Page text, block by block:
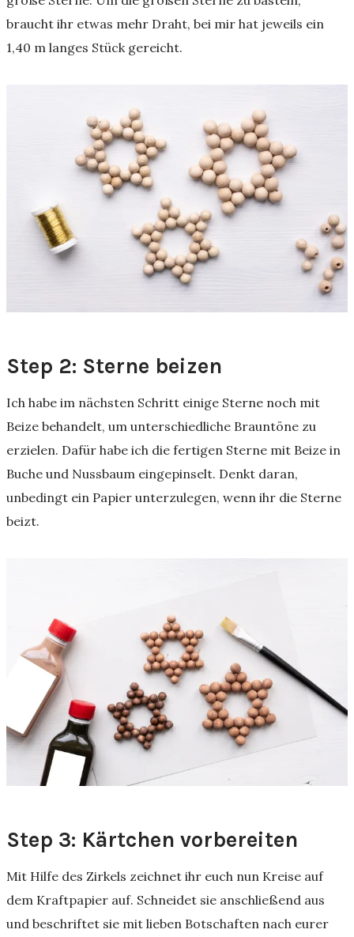
braucht ihr etwas mehr Draht, bei mir hat jeweils ein
1,40 m langes Stück gereicht.
Step 2: Sterne beizen
Ich habe im nächsten Schritt einige Sterne noch mit
Beize behandelt, um unterschiedliche Brauntöne zu
erzielen. Dafür habe ich die fertigen Sterne mit Beize in
Buche und Nussbaum eingepinselt. Denkt daran,
unbedingt ein Papier unterzulegen, wenn ihr die Sterne
beizt.
Step 3: Kärtchen vorbereiten
Mit Hilfe des Zirkels zeichnet ihr euch nun Kreise auf
dem Kraftpapier auf. Schneidet sie anschließend aus
und beschriftet sie mit lieben Botschaften nach eurer